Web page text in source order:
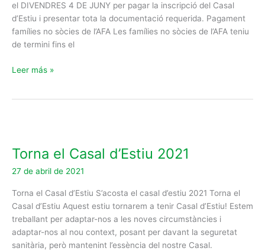
el DIVENDRES 4 DE JUNY per pagar la inscripció del Casal
d’Estiu i presentar tota la documentació requerida. Pagament
famílies no sòcies de l’AFA Les famílies no sòcies de l’AFA teniu
de termini fins el
Leer más »
Torna el Casal d’Estiu 2021
27 de abril de 2021
Torna el Casal d’Estiu S’acosta el casal d’estiu 2021 Torna el
Casal d’Estiu Aquest estiu tornarem a tenir Casal d’Estiu! Estem
treballant per adaptar-nos a les noves circumstàncies i
adaptar-nos al nou context, posant per davant la seguretat
sanitària, però mantenint l’essència del nostre Casal.
Casal